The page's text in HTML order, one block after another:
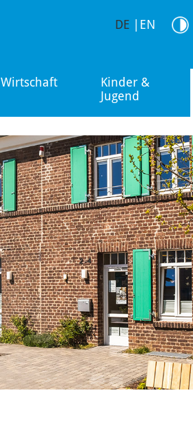
Wirtschaft
Kinder &
Jugend
DE EN